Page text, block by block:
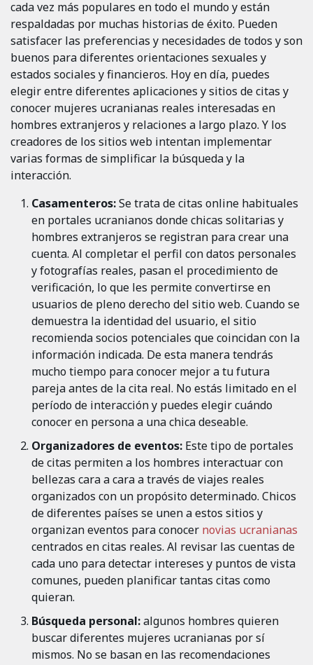
cada vez más populares en todo el mundo y están
respaldadas por muchas historias de éxito. Pueden
satisfacer las preferencias y necesidades de todos y son
buenos para diferentes orientaciones sexuales y
estados sociales y financieros. Hoy en día, puedes
elegir entre diferentes aplicaciones y sitios de citas y
conocer mujeres ucranianas reales interesadas en
hombres extranjeros y relaciones a largo plazo. Y los
creadores de los sitios web intentan implementar
varias formas de simplificar la búsqueda y la
interacción.
Casamenteros:Se trata de citas online habituales
en portales ucranianos donde chicas solitarias y
hombres extranjeros se registran para crear una
cuenta. Al completar el perfil con datos personales
y fotografías reales, pasan el procedimiento de
verificación, lo que les permite convertirse en
usuarios de pleno derecho del sitio web. Cuando se
demuestra la identidad del usuario, el sitio
recomienda socios potenciales que coincidan con la
información indicada. De esta manera tendrás
mucho tiempo para conocer mejor a tu futura
pareja antes de la cita real. No estás limitado en el
período de interacción y puedes elegir cuándo
conocer en persona a una chica deseable.
Organizadores de eventos: Este tipo de portales
de citas permiten a los hombres interactuar con
bellezas cara a cara a través de viajes reales
organizados con un propósito determinado. Chicos
de diferentes países se unen a estos sitios y
organizan eventos para conocer novias ucranianas
centrados en citas reales. Al revisar las cuentas de
cada uno para detectar intereses y puntos de vista
comunes, pueden planificar tantas citas como
quieran.
Búsqueda personal:algunos hombres quieren
buscar diferentes mujeres ucranianas por sí
mismos. No se basan en las recomendaciones